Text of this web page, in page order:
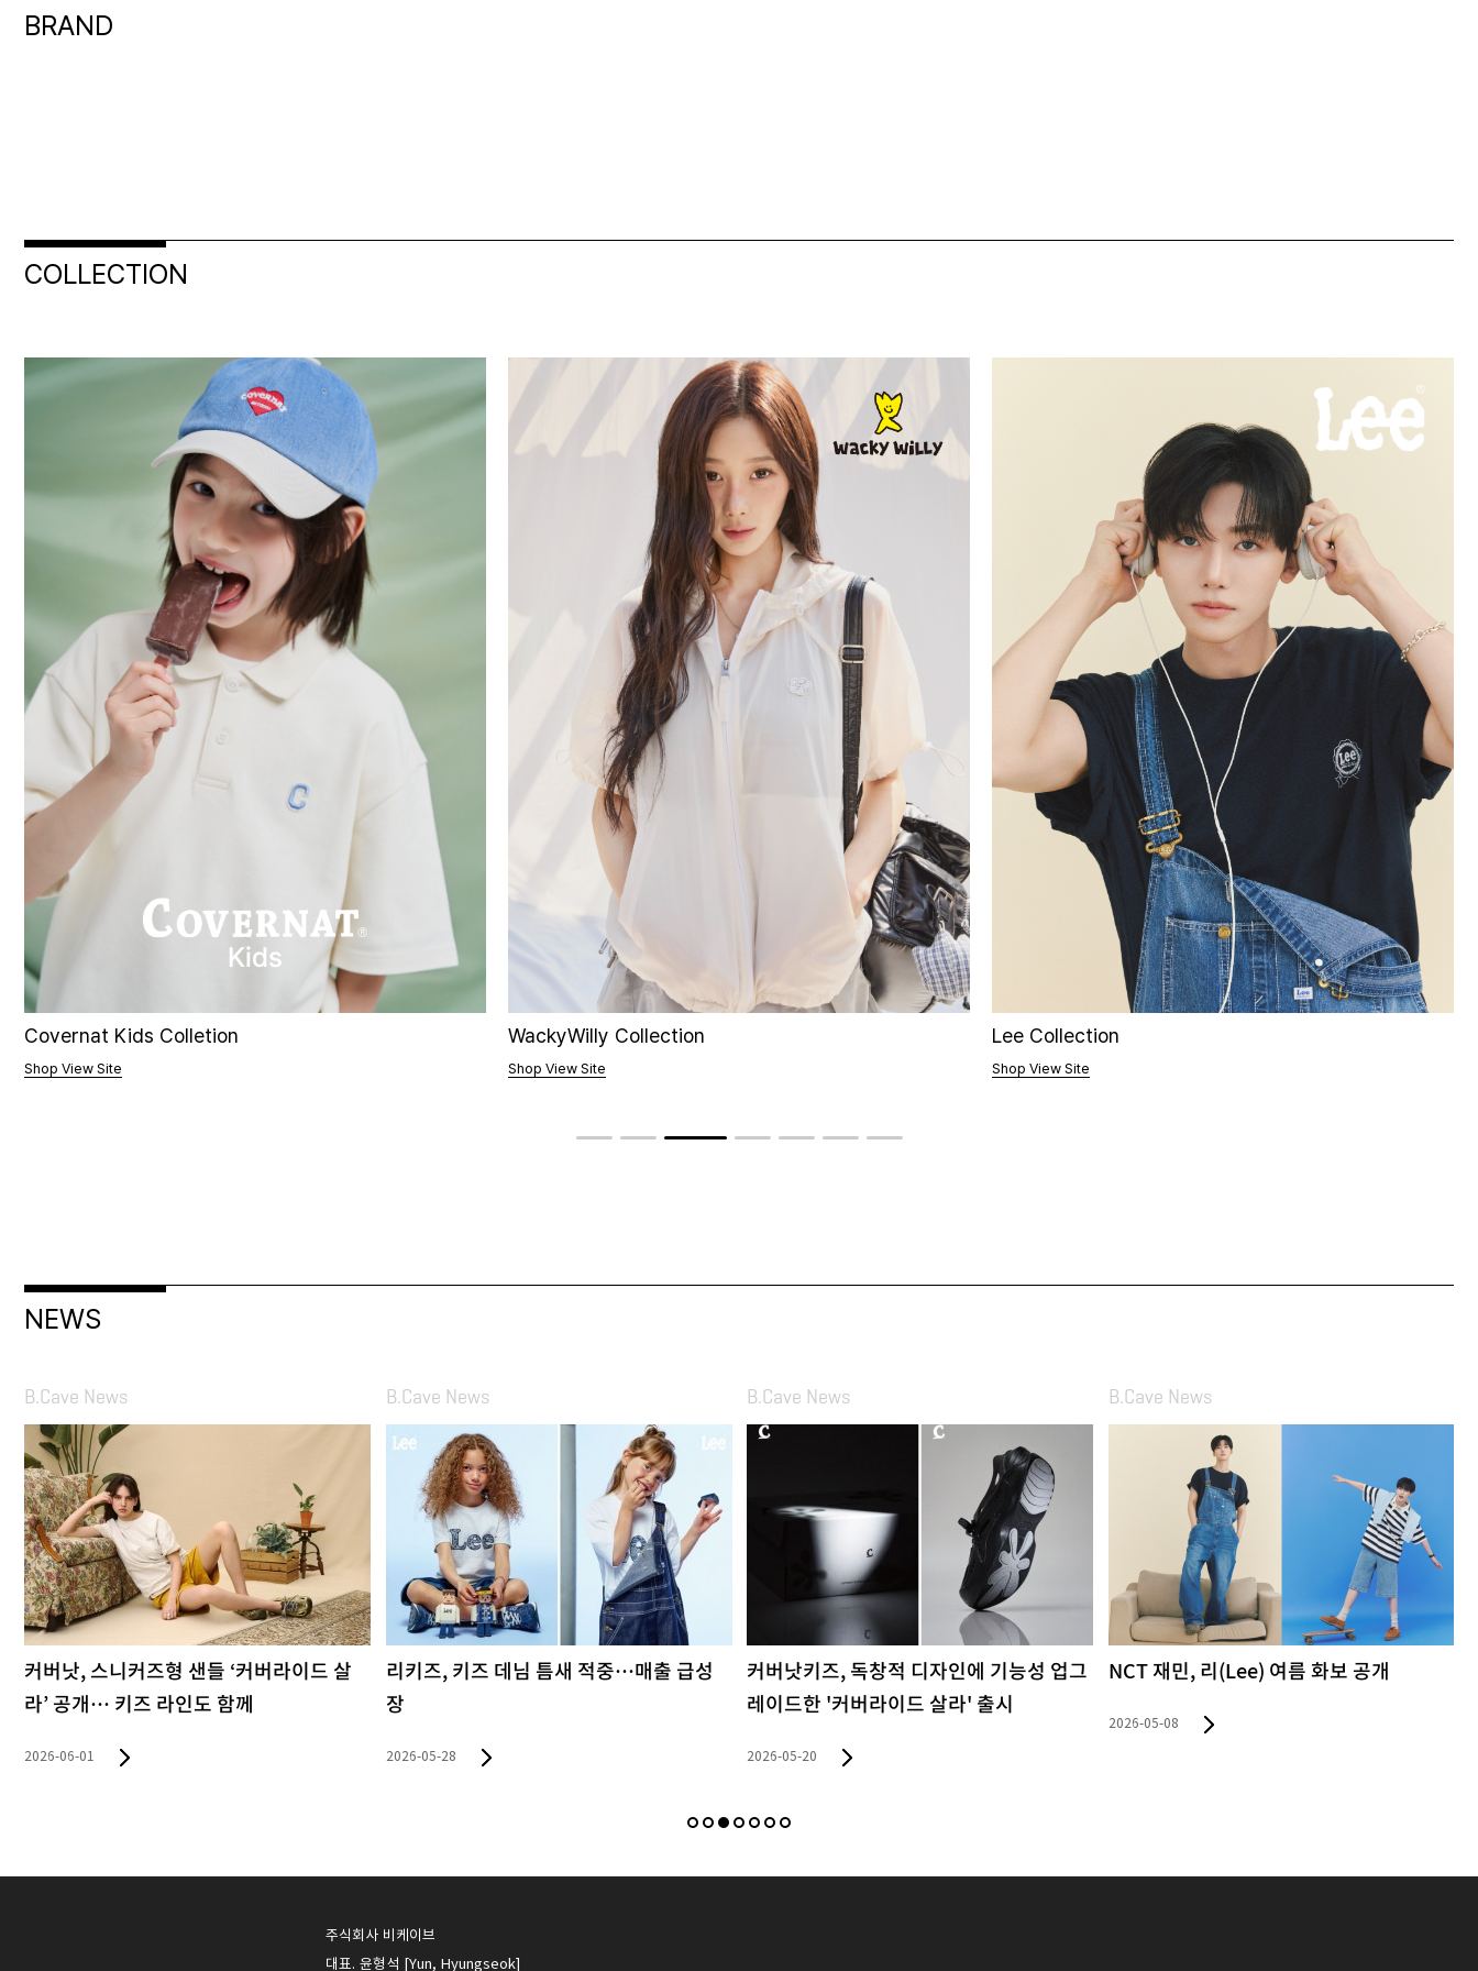
BRAND
COLLECTION
WackyWilly Collection
Shop View Site
Lee Collection
Shop View Site
Lee Kids Collection
Shop View Site
NEWS
B.Cave News
리키즈, 키즈 데님 틈새 적중…매출 급성
장
2026-05-28
B.Cave News
커버낫키즈, 독창적 디자인에 기능성 업그
레이드한 '커버라이드 살라' 출시
2026-05-20
B.Cave News
NCT 재민, 리(Lee) 여름 화보 공개
B.Cave News
커버낫, 일상과 휴양지 잇는 서머 스타일링
주식회사 비케이브
대표. 윤형석 [Yun, Hyungseok]